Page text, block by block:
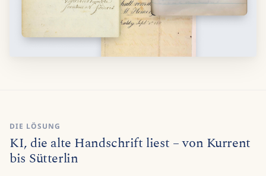
DIE LÖSUNG
KI, die alte Handschrift liest – von Kurrent
bis Sütterlin